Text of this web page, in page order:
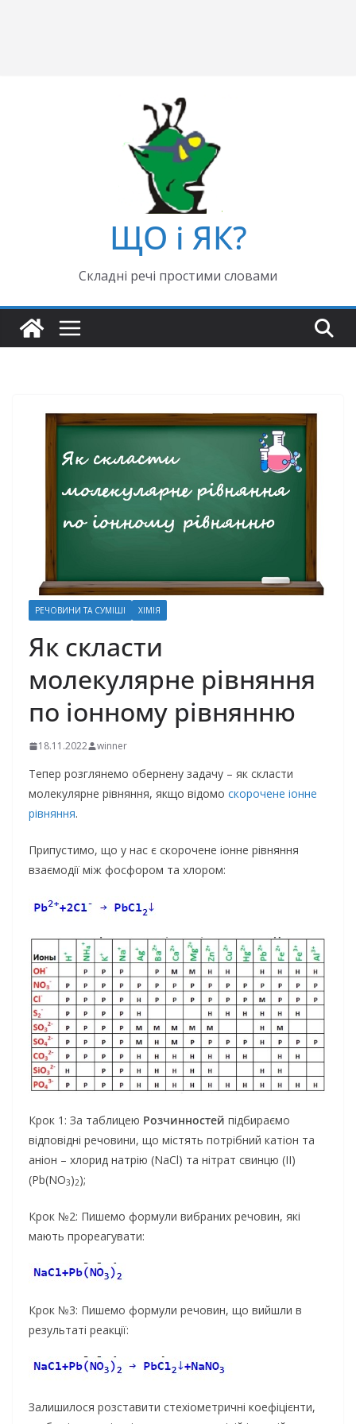
ЩО і ЯК?
Складні речі простими словами
РЕЧОВИНИ ТА СУМІШІ ХІМІЯ
Як скласти
молекулярне рівняння
по іонному рівнянню
18.11.2022 winner
Тепер розглянемо обернену задачу – як скласти
молекулярне рівняння, якщо відомо скорочене іонне
рівняння.
Припустимо, що у нас є скорочене іонне рівняння
взаємодії між фосфором та хлором:
Крок 1: За таблицею Розчинностей підбираємо
відповідні речовини, що містять потрібний катіон та
аніон – хлорид натрію (NaCl) та нітрат свинцю (II)
(Pb(NO3)2);
Крок №2: Пишемо формули вибраних речовин, які
мають прореагувати:
Крок №3: Пишемо формули речовин, що вийшли в
результаті реакції:
Залишилося розставити стехіометричні коефіцієнти,